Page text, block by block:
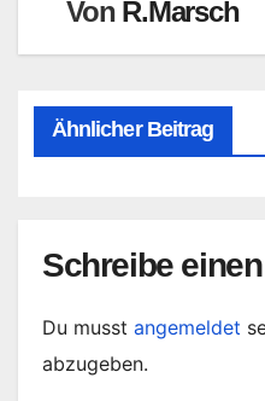
Von R.Marsch
Ähnlicher Beitrag
Schreibe
Du musst angemeldet
abzugeben.